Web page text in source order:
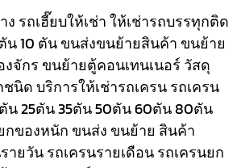
ง รถเฮี๊ยบให้เช่า ให้เช่ารถบรรทุกติด
น 10 ตัน ขนส่งขนย้ายสินค้า ขนย้าย
งจักร ขนย้ายตู้คอนเทนเนอร์ วัสดุ
ชนิดบริการให้เช่ารถเครน รถเครน
น 25ตัน 35ตัน 50ตัน 60ตัน 80ตัน
ของหนัก ขนส่ง ขนย้าย สินค้า
ายวัน รถเครนรายเดือน รถเครนยก